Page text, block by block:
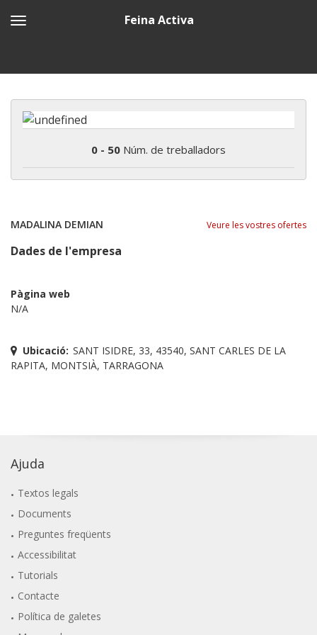
Feina Activa
0 - 50 Núm. de treballadors
MADALINA DEMIAN Veure les vostres ofertes
Dades de l'empresa
Pàgina web
N/A
Ubicació: SANT ISIDRE, 33, 43540, SANT CARLES DE LA
RAPITA, MONTSIÀ, TARRAGONA
Ajuda
Textos legals
Documents
Preguntes freqüents
Accessibilitat
Tutorials
Contacte
Política de galetes